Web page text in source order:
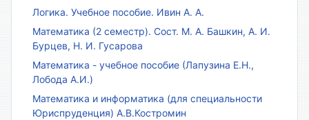
Логика. Учебное пособие. Ивин А. А.
Математика (2 семестр). Сост. М. А. Башкин, А. И.
Бурцев, Н. И. Гусарова
Математика - учебное пособие (Лапузина Е.Н.,
Лобода А.И.)
Математика и информатика (для специальности
Юриспруденция) А.В.Костромин